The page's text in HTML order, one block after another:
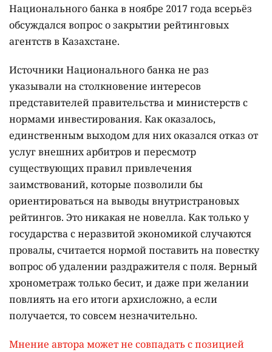
Национального банка в ноябре 2017 года всерьёз
обсуждался вопрос о закрытии рейтинговых
агентств в Казахстане.
Источники Национального банка не раз
указывали на столкновение интересов
представителей правительства и министерств с
нормами инвестирования. Как оказалось,
единственным выходом для них оказался отказ от
услуг внешних арбитров и пересмотр
существующих правил привлечения
заимствований, которые позволили бы
ориентироваться на выводы внутристрановых
рейтингов. Это никакая не новелла. Как только у
государства с неразвитой экономикой случаются
провалы, считается нормой поставить на повестку
вопрос об удалении раздражителя с поля. Верный
хронометраж только бесит, и даже при желании
повлиять на его итоги архисложно, а если
получается, то совсем незначительно.
Мнение автора может не совпадать с позицией